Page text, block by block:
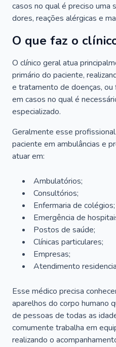
casos no qual é preciso uma
dores, reações alérgicas e
O que faz o
O clínico geral atua
primário do paciente,
e tratamento de doenças,
em casos no qual é
especializado.
Geralmente esse
paciente em ambulâncias e
atuar em:
Ambulatórios;
Consultórios;
Enfermaria de colégios;
Emergência de
Postos de saúde;
Clínicas particulares;
Empresas;
Atendimento
Esse médico precisa
aparelhos do corpo humano
de pessoas de todas as
comumente trabalha em
realizando o